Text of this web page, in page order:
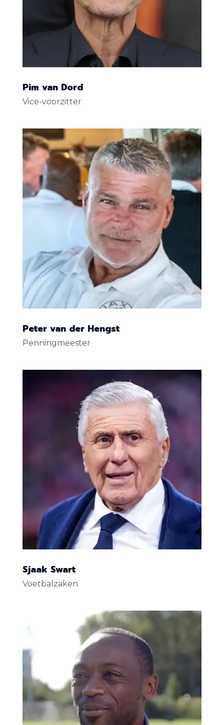
Pim van Dord
Vice-voorzitter
Peter van der Hengst
Penningmeester
Sjaak Swart
Voetbalzaken